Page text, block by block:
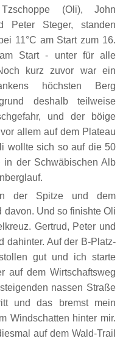
(Oli), John
Peter Steger, standen
11°C am Start zum 16.
Start - unter für alle
kurz zuvor war ein
höchsten Berg
deshalb teilweise
und der böige
allem auf dem Plateau
wollte sich so auf die 50
in der Schwäbischen Alb
der Spitze und dem
davon. Und so finishte Oli
Gertrud, Peter und
dahinter. Auf der B-Platz-
gut und ich starte
auf dem Wirtschaftsweg
nassen Straße
und das bremst mein
Windschatten hinter mir.
auf dem Wald-Trail